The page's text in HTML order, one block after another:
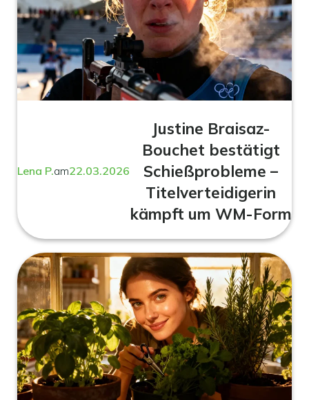
Lena P.am22.03.2026
Justine Braisaz-
Bouchet bestätigt
Schießprobleme –
Titelverteidigerin
kämpft um WM-Form